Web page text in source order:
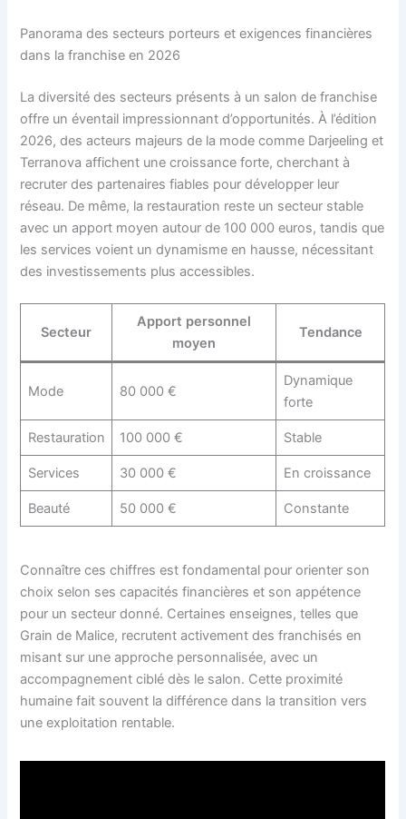
Panorama des secteurs porteurs et exigences financières
dans la franchise en 2026
La diversité des secteurs présents à un salon de franchise
offre un éventail impressionnant d’opportunités. À l’édition
2026, des acteurs majeurs de la mode comme Darjeeling et
Terranova affichent une croissance forte, cherchant à
recruter des partenaires fiables pour développer leur
réseau. De même, la restauration reste un secteur stable
avec un apport moyen autour de 100 000 euros, tandis que
les services voient un dynamisme en hausse, nécessitant
des investissements plus accessibles.
Secteur
Apport personnel
moyen
Tendance
Mode 80 000 €
Dynamique
forte
Restauration 100 000 € Stable
Services 30 000 € En croissance
Beauté 50 000 € Constante
Connaître ces chiffres est fondamental pour orienter son
choix selon ses capacités financières et son appétence
pour un secteur donné. Certaines enseignes, telles que
Grain de Malice, recrutent activement des franchisés en
misant sur une approche personnalisée, avec un
accompagnement ciblé dès le salon. Cette proximité
humaine fait souvent la différence dans la transition vers
une exploitation rentable.